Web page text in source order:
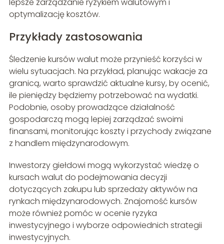
lepsze zarządzanie ryzykiem walutowym i
optymalizację kosztów.
Przykłady zastosowania
Śledzenie kursów walut może przynieść korzyści w
wielu sytuacjach. Na przykład, planując wakacje za
granicą, warto sprawdzić aktualne kursy, by ocenić,
ile pieniędzy będziemy potrzebować na wydatki.
Podobnie, osoby prowadzące działalność
gospodarczą mogą lepiej zarządzać swoimi
finansami, monitorując koszty i przychody związane
z handlem międzynarodowym.
Inwestorzy giełdowi mogą wykorzystać wiedzę o
kursach walut do podejmowania decyzji
dotyczących zakupu lub sprzedaży aktywów na
rynkach międzynarodowych. Znajomość kursów
może również pomóc w ocenie ryzyka
inwestycyjnego i wyborze odpowiednich strategii
inwestycyjnych.